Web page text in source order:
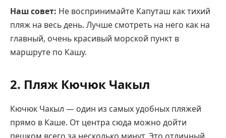
Наш совет: Не воспринимайте Капуташ как тихий
пляж на весь день. Лучше смотреть на него как на
главный, очень красивый морской пункт в
маршруте по Кашу.
2. Пляж Кючюк Чакыл
Кючюк Чакыл — один из самых удобных пляжей
прямо в Каше. От центра сюда можно дойти